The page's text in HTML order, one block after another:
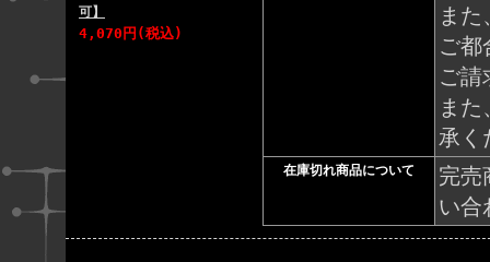
可】
4,070円(税込)
ま
ご都
ご請
ま
承く
在庫切れ商品について
完売
い合